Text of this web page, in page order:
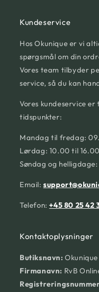
Kundeservice
Hos Okunique er vi
spørgsmål om din
Vores team tilbyder
service, så du kan
Vores kundeservice
tidspunkter:
Mandag til fredag:
Lørdag: 10.00 til
Søndag og
Email:
Telefon:+45 80 25 42
Kontaktoplysninger
Butiksnavn: Okunique
Firmanavn: RvB